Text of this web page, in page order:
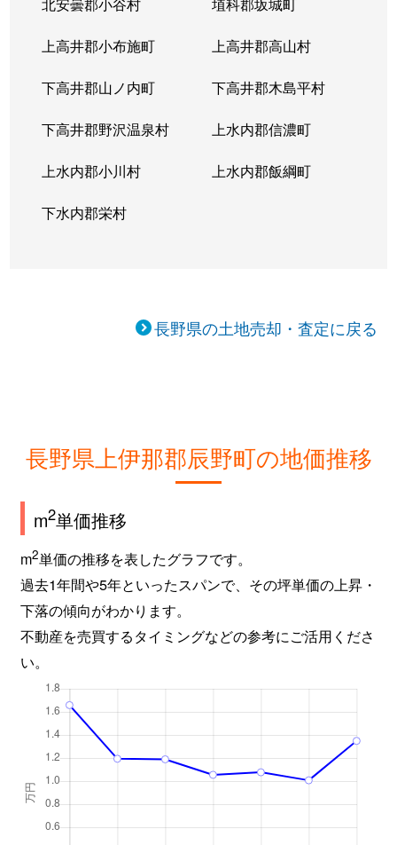
上高井郡小布施町 上高井郡高山村
下高井郡山ノ内町 下高井郡木島平村
下高井郡野沢温泉村 上水内郡信濃町
上水内郡小川村 上水内郡飯綱町
下水内郡栄村
長野県の土地売却・査定に戻る
長野県上伊那郡辰野町の地価推移
m2単価推移
m2単価の推移を表したグラフです。
過去1年間や5年といったスパンで、その坪単価の上昇・
下落の傾向がわかります。
不動産を売買するタイミングなどの参考にご活用くださ
い。